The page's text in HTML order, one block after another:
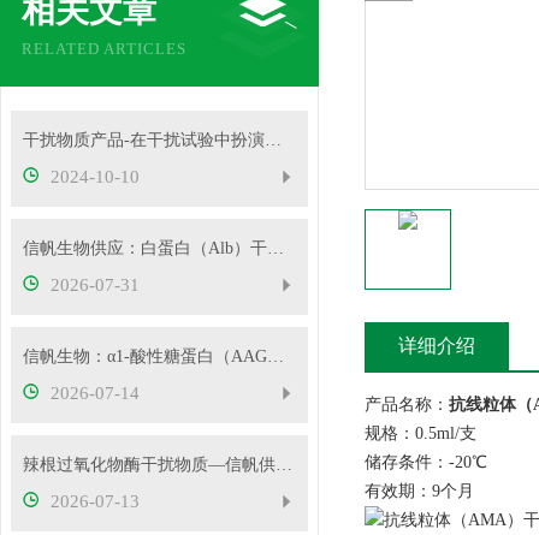
相关文章
RELATED ARTICLES
干扰物质产品-在干扰试验中扮演着重要角色
2024-10-10
信帆生物供应：白蛋白（Alb）干扰物质
2026-07-31
信帆生物：α1-酸性糖蛋白（AAG）干扰物质使用说明
2026-07-14
辣根过氧化物酶干扰物质—信帆供应多种浓度
2026-07-13
详细介绍
产品名称： 抗线粒体（
规格：0.5ml/支
储存条件：-20℃
有效期：9个月